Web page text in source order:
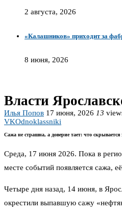
2 августа, 2026
«Калашников» приходит за
8 июня, 2026
Власти
Илья Попов 17 июня, 2026 13
VKOdnoklassniki
Сажа не страшна, а доверие тает: что
Среда, 17 июня 2026. Пока в
месте событий появляется сажа,
Четыре дня назад, 14 июня, в
окрестили выпавшую сажу